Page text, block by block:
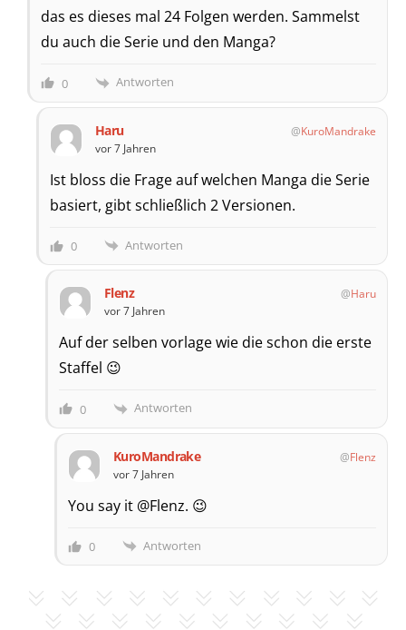
das es dieses mal 24 Folgen werden. Sammelst
du auch die Serie und den Manga?
0 Antworten
Haru
KuroMandrake
vor 7 Jahren
Ist bloss die Frage auf welchen Manga die Serie
basiert, gibt schließlich 2 Versionen.
0 Antworten
Flenz
Haru
vor 7 Jahren
Auf der selben vorlage wie die schon die erste
Staffel 😉
0 Antworten
KuroMandrake
Flenz
vor 7 Jahren
You say it @Flenz. 😉
0 Antworten